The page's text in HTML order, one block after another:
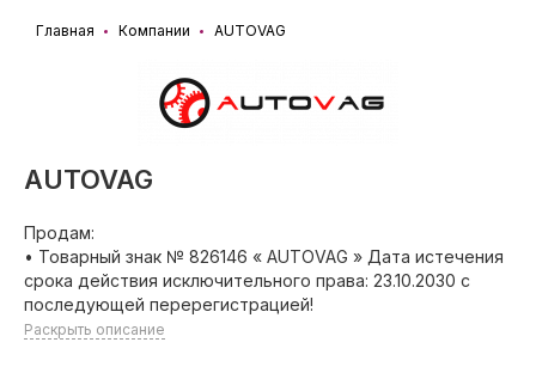
Главная Компании AUTOVAG
AUTOVAG
Продам:
• Товарный знак № 826146 « AUTOVAG » Дата истечения
срока действия исключительного права: 23.10.2030 с
последующей перерегистрацией!
Раскрыть описание